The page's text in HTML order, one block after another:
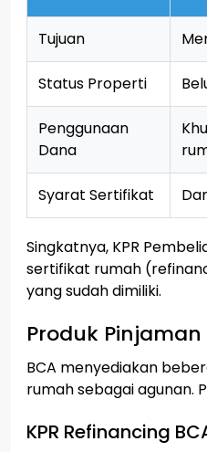
Tujuan
Status Properti
Penggunaan
Dana
Syarat Sertifikat
Singkatnya, KPR
sertifikat rumah
yang sudah dimiliki.
Produk
BCA menyediakan
rumah sebagai agunan.
KPR Refinancing